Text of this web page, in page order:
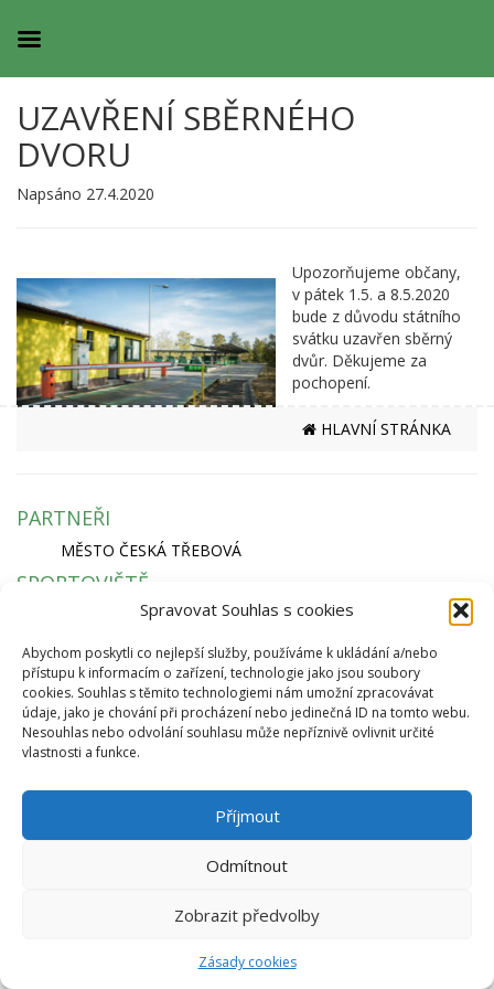
Spravovat Souhlas s cookies
Abychom poskytli co nejlepší služby, používáme k ukládání a/nebo
přístupu k informacím o zařízení, technologie jako jsou soubory
cookies. Souhlas s těmito technologiemi nám umožní zpracovávat
údaje, jako je chování při procházení nebo jedinečná ID na tomto webu.
Nesouhlas nebo odvolání souhlasu může nepříznivě ovlivnit určité
vlastnosti a funkce.
Příjmout
Odmítnout
Zobrazit předvolby
Zásady cookies
UZAVŘENÍ SBĚRNÉHO
DVORU
Napsáno 27.4.2020
Upozorňujeme občany,
v pátek 1.5. a 8.5.2020
bude z důvodu státního
svátku uzavřen sběrný
dvůr. Děkujeme za
pochopení.
HLAVNÍ STRÁNKA
PARTNEŘI
MĚSTO ČESKÁ TŘEBOVÁ
SPORTOVIŠTĚ
KRYTÝ PLAVECKÝ BAZÉN
ZIMNÍ STADION NA SKALCE
RYCHLÁ NAVIGACE
EKO BI S.R.O.
SEMANÍNSKÁ 2050
IČ: 64827500
© 2026 Eko Bi, s.r.o. |